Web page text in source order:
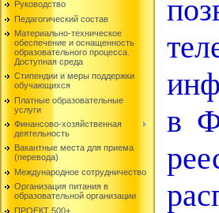
Руководство
Педагогический состав
Материально-техническое
обеспечение и оснащенность
образовательного процесса.
Доступная среда
Стипендии и меры поддержки
обучающихся
Платные образовательные
услуги
Финансово-хозяйственная
деятельность
Вакантные места для приема
(перевода)
Международное сотрудничество
Организация питания в
образовательной организации
ПРОЕКТ 500+
в